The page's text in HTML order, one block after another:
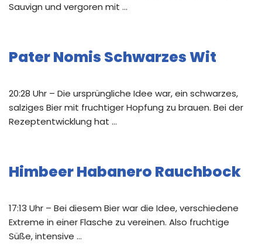
Sauvign und vergoren mit …
Pater Nomis Schwarzes Wit
20:28 Uhr – Die ursprüngliche Idee war, ein schwarzes,
salziges Bier mit fruchtiger Hopfung zu brauen. Bei der
Rezeptentwicklung hat …
Himbeer Habanero Rauchbock
17:13 Uhr – Bei diesem Bier war die Idee, verschiedene
Extreme in einer Flasche zu vereinen. Also fruchtige
Süße, intensive …